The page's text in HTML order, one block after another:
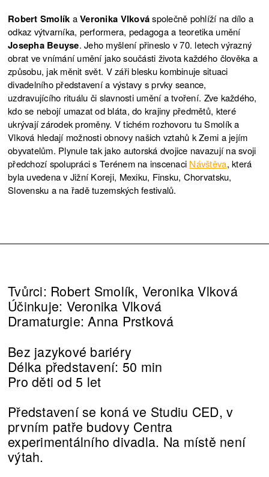
Robert Smolík aVeronika Vlkováspolečně pohlíží na dílo a
odkaz výtvarníka, performera, pedagoga a teoretika umění
Josepha Beuyse. Jeho myšlení přineslo v 70. letech výrazný
obrat ve vnímání umění jako součásti života každého člověka a
způsobu, jak měnit svět. V záři blesku kombinuje situaci
divadelního představení a výstavy s prvky seance,
uzdravujícího rituálu či slavnosti umění a tvoření. Zve každého,
kdo se nebojí umazat od bláta, do krajiny předmětů, které
ukrývají zárodek proměny. V tichém rozhovoru tu Smolík a
Vlková hledají možnosti obnovy našich vztahů k Zemi a jejím
obyvatelům. Plynule tak jako autorská dvojice navazují na svoji
předchozí spolupráci s Terénem na inscenaci Návštěva, která
byla uvedena v Jižní Koreji, Mexiku, Finsku, Chorvatsku,
Slovensku a na řadě tuzemských festivalů.
Tvůrci: Robert Smolík, Veronika Vlková
Účinkuje: Veronika Vlková
Dramaturgie: Anna Prstková
Bez jazykové bariéry
Délka představení: 50 min
Pro děti od 5 let
Představení se koná ve Studiu CED, v
prvním patře budovy Centra
experimentálního divadla. Na místě není
výtah.